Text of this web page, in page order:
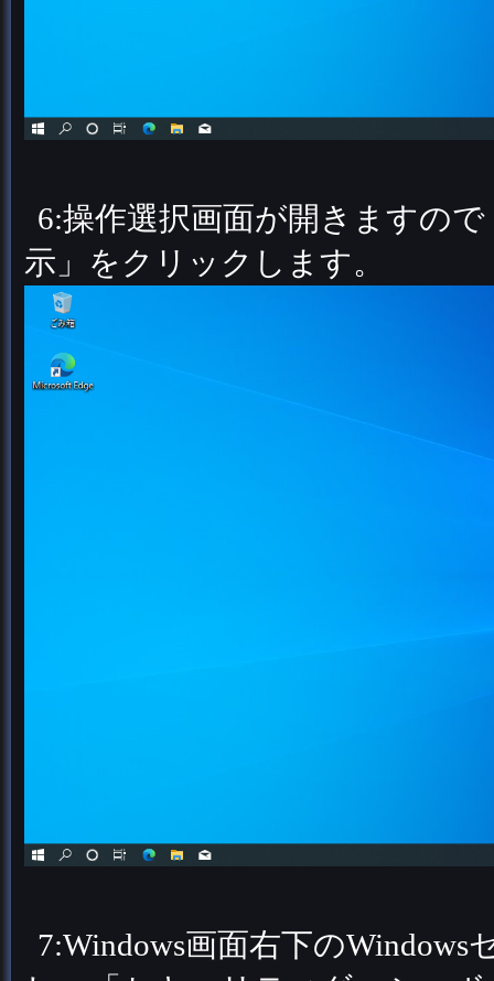
6:操作選択画面が開きますの
示」をクリックします。
7:Windows画面右下の